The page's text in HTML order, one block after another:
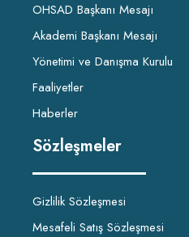
OHSAD Başkanı Mesajı
Akademi Başkanı Mesajı
Yönetimi ve Danışma Kurulu
Faaliyetler
Haberler
Sözleşmeler
Gizlilik Sözleşmesi
Mesafeli Satış Sözleşmesi